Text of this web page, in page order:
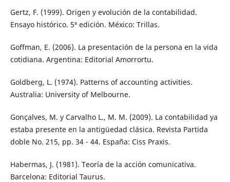
Gertz, F. (1999). Origen y evolución de la contabilidad.
Ensayo histórico. 5ª edición. México: Trillas.
Goffman, E. (2006). La presentación de la persona en la vida
cotidiana. Argentina: Editorial Amorrortu.
Goldberg, L. (1974). Patterns of accounting activities.
Australia: University of Melbourne.
Gonçalves, M. y Carvalho L., M. M. (2009). La contabilidad ya
estaba presente en la antigüedad clásica. Revista Partida
doble No. 215, pp. 34 - 44. España: Ciss Praxis.
Habermas, J. (1981). Teoría de la acción comunicativa.
Barcelona: Editorial Taurus.